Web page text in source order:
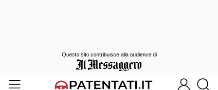
Questo sito contribuisce alla audience di